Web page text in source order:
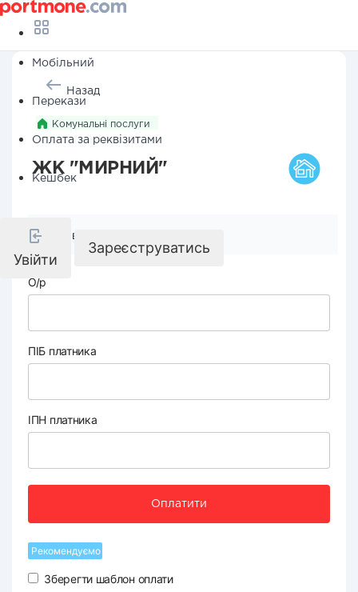
Мобільний
Перекази
Оплата за реквізитами
Кешбек
Увійти
Зареєструватись
Назад
Комунальні послуги
ЖК "МИРНИЙ"
Реквізити компанії
О/р
ПІБ платника
ІПН платника
Оплатити
Рекомендуємо
Зберегти шаблон оплати